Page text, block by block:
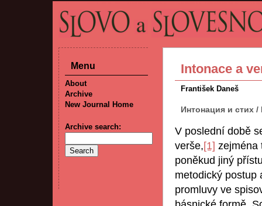
Intonace a
František Daneš
Интонация и стих
V poslední době
verše,[1] zejména
poněkud jiný
metodický postup
promluvy ve
Menu
About
Archive
New Journal Home
Archive search: